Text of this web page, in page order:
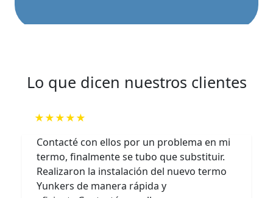
Lo que dicen nuestros clientes
★★★★★
Contacté con ellos por un problema en mi
termo, finalmente se tubo que substituir.
Realizaron la instalación del nuevo termo
Yunkers de manera rápida y